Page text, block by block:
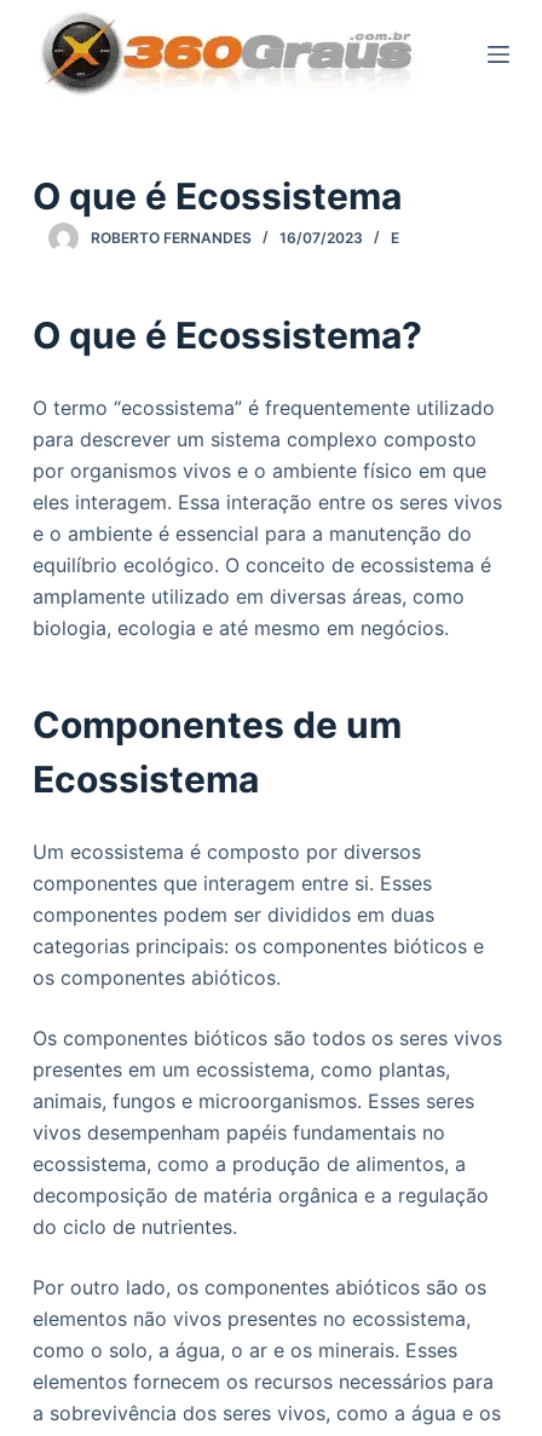
p
c
n
e
ú
d
o
O que é Ecossistema
ROBERTO FERNANDES 16/07/2023 E
O que é Ecossistema?
O termo “ecossistema” é frequentemente utilizado
para descrever um sistema complexo composto
por organismos vivos e o ambiente físico em que
eles interagem. Essa interação entre os seres vivos
e o ambiente é essencial para a manutenção do
equilíbrio ecológico. O conceito de ecossistema é
amplamente utilizado em diversas áreas, como
biologia, ecologia e até mesmo em negócios.
Componentes de um
Ecossistema
Um ecossistema é composto por diversos
componentes que interagem entre si. Esses
componentes podem ser divididos em duas
categorias principais: os componentes bióticos e
os componentes abióticos.
Os componentes bióticos são todos os seres vivos
presentes em um ecossistema, como plantas,
animais, fungos e microorganismos. Esses seres
vivos desempenham papéis fundamentais no
ecossistema, como a produção de alimentos, a
decomposição de matéria orgânica e a regulação
do ciclo de nutrientes.
Por outro lado, os componentes abióticos são os
elementos não vivos presentes no ecossistema,
como o solo, a água, o ar e os minerais. Esses
elementos fornecem os recursos necessários para
a sobrevivência dos seres vivos, como a água e os